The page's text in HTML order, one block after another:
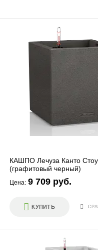
КАШПО Лечуза Канто
(графитовый черный)
Цена: 9 709 руб.
КУПИТЬ